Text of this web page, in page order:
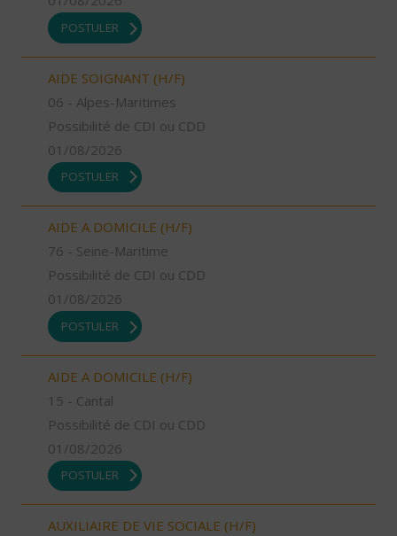
POSTULER
AIDE SOIGNANT (H/F)
06 - Alpes-Maritimes
Possibilité de CDI ou CDD
01/08/2026
POSTULER
AIDE A DOMICILE (H/F)
76 - Seine-Maritime
Possibilité de CDI ou CDD
01/08/2026
POSTULER
AIDE A DOMICILE (H/F)
15 - Cantal
Possibilité de CDI ou CDD
01/08/2026
POSTULER
AUXILIAIRE DE VIE SOCIALE (H/F)